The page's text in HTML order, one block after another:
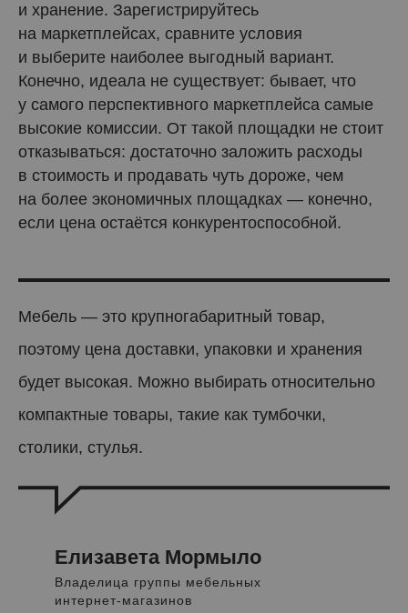
и хранение. Зарегистрируйтесь
на маркетплейсах, сравните условия
и выберите наиболее выгодный вариант.
Конечно, идеала не существует: бывает, что
у самого перспективного маркетплейса самые
высокие комиссии. От такой площадки не стоит
отказываться: достаточно заложить расходы
в стоимость и продавать чуть дороже, чем
на более экономичных площадках — конечно,
если цена остаётся конкурентоспособной.
Мебель — это крупногабаритный товар,
поэтому цена доставки, упаковки и хранения
будет высокая. Можно выбирать относительно
компактные товары, такие как тумбочки,
столики, стулья.
Елизавета Мормыло
Владелица группы мебельных
интернет-магазинов